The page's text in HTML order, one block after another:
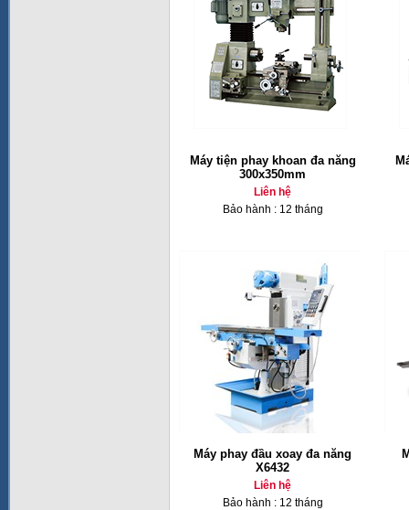
Máy tiện phay khoan đa năng
300x350mm
Liên hệ
Bảo hành : 12 tháng
Máy phay đầu xoay đa năng
X6432
Liên hệ
Bảo hành : 12 tháng